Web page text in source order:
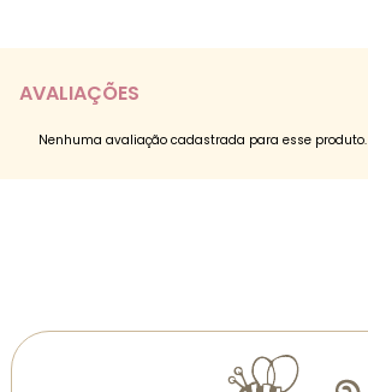
AVALIAÇÕES
Nenhuma avaliação cadastrada para esse produto.